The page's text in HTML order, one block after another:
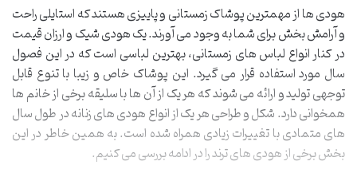
هودی ها از مهمترین پوشاک زمستانی و پاییزی هستند که استایلی راحت
و آرامش بخش برای شما به وجود می آورند. یک هودی شیک و ارزان قیمت
در کنار انواع لباس های زمستانی، بهترین لباسی است که در این فصول
سال مورد استفاده قرار می گیرد. این پوشاک خاص و زیبا با تنوع قابل
توجهی تولید و ارائه می شوند که هر یک از آن ها با سلیقه برخی از خانم ها
همخوانی دارد. شکل و طراحی هر یک از انواع هودی های زنانه در طول سال
های متمادی با تغییرات زیادی همراه شده است. به همین خاطر در این
بخش برخی از هودی های ترند را در ادامه بررسی می کنیم.